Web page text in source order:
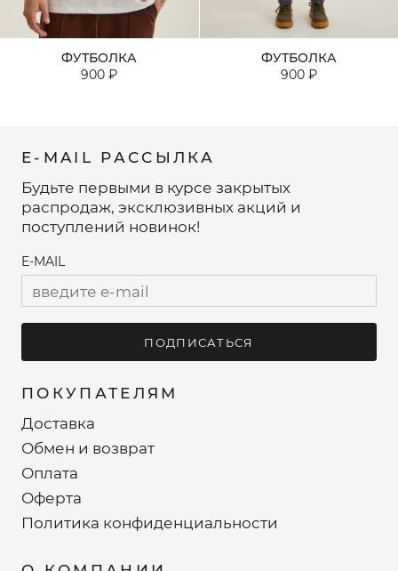
ФУТБОЛКА
900 ₽
ФУТБОЛКА
900 ₽
ПОКУПАТЕЛЯМ
Доставка
Обмен и возврат
Оплата
Оферта
Политика конфиденциальности
E-MAIL РАССЫЛКА
Будьте первыми в курсе закрытых
распродаж, эксклюзивных акций и
поступлений новинок!
E-MAIL
ПОДПИСАТЬСЯ